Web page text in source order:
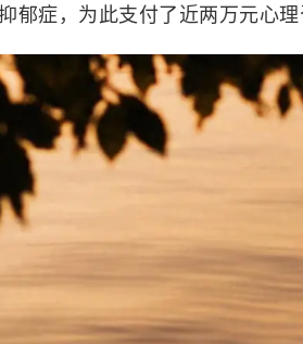
郁症，为此支付了近两万元心理